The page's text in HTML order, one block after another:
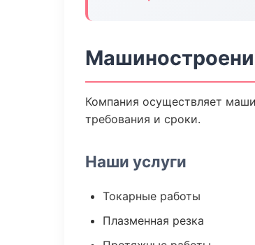
Компания осуществляет
требования и сроки.
Наши услуги
Токарные работы
Плазменная резка